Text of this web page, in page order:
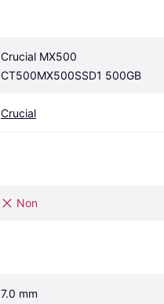
Crucial MX500
CT500MX500SSD1 500GB
Crucial
Non
7.0 mm